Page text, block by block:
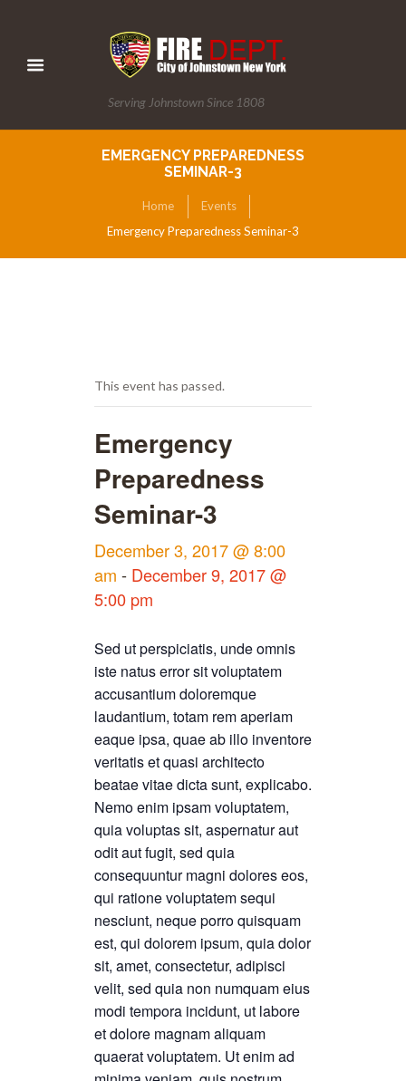
Serving Johnstown Since 1808
EMERGENCY PREPAREDNESS
SEMINAR-3
Home
Events
Emergency Preparedness Seminar-3
This event has passed.
Emergency
Preparedness
Seminar-3
December 3, 2017 @ 8:00
am - December 9, 2017 @
5:00 pm
Sed ut perspiciatis, unde omnis
iste natus error sit voluptatem
accusantium doloremque
laudantium, totam rem aperiam
eaque ipsa, quae ab illo inventore
veritatis et quasi architecto
beatae vitae dicta sunt, explicabo.
Nemo enim ipsam voluptatem,
quia voluptas sit, aspernatur aut
odit aut fugit, sed quia
consequuntur magni dolores eos,
qui ratione voluptatem sequi
nesciunt, neque porro quisquam
est, qui dolorem ipsum, quia dolor
sit, amet, consectetur, adipisci
velit, sed quia non numquam eius
modi tempora incidunt, ut labore
et dolore magnam aliquam
quaerat voluptatem. Ut enim ad